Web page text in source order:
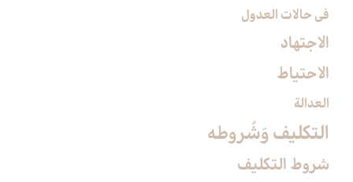
في حالات العدول
الاجتهاد
الاحتياط
العدالة
التكليف وَشُروطه‏
شروط التكليف‏